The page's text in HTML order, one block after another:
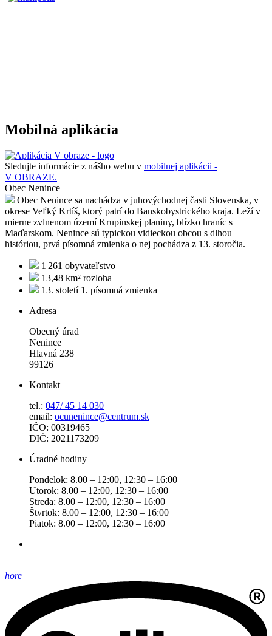
Mobilná aplikácia
Sledujte informácie z nášho webu v mobilnej aplikácii -
V OBRAZE.
Obec Nenince
Obec Nenince sa nachádza v juhovýchodnej časti Slovenska, v
okrese Veľký Krtíš, ktorý patrí do Banskobystrického kraja. Leží v
mierne zvlnenom území Krupinskej planiny, blízko hraníc s
Maďarskom. Nenince sú typickou vidieckou obcou s dlhou
históriou, prvá písomná zmienka o nej pochádza z 13. storočia.
1 261 obyvateľstvo
13,48 km² rozloha
13. století 1. písomná zmienka
Adresa
Obecný úrad
Nenince
Hlavná 238
99126
Kontakt
tel.: 047/ 45 14 030
email: ocunenince@centrum.sk
IČO: 00319465
DIČ: 2021173209
Úradné hodiny
Pondelok: 8.00 – 12:00, 12:30 – 16:00
Utorok: 8.00 – 12:00, 12:30 – 16:00
Streda: 8.00 – 12:00, 12:30 – 16:00
Štvrtok: 8.00 – 12:00, 12:30 – 16:00
Piatok: 8.00 – 12:00, 12:30 – 16:00
hore